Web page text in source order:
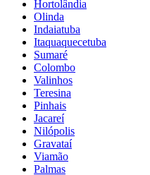
Hortolândia
Olinda
Indaiatuba
Itaquaquecetuba
Sumaré
Colombo
Valinhos
Teresina
Pinhais
Jacareí
Nilópolis
Gravataí
Viamão
Palmas